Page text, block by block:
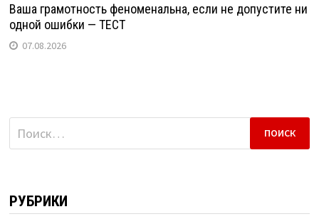
Ваша грамотность феноменальна, если не допустите ни
одной ошибки — ТЕСТ
07.08.2026
Найти:
РУБРИКИ